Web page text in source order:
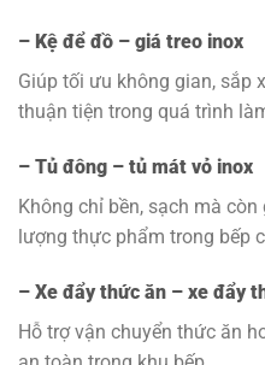
– Kệ để đồ – giá treo inox
Giúp tối ưu không gian, sắp
thuận tiện trong quá trình
– Tủ đông – tủ mát vỏ inox
Không chỉ bền, sạch mà
lượng thực phẩm trong bếp
– Xe đẩy thức ăn – xe đẩy
Hỗ trợ vận chuyển thức ăn